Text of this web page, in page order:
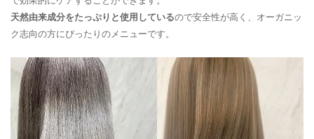
天然由来成分をたっぷりと使用しているので安全性が高く、オーガニッ
ク志向の方にぴったりのメニューです。